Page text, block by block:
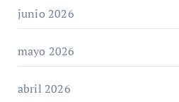
junio 2026
mayo 2026
abril 2026